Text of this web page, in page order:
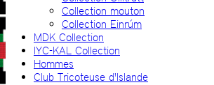
Collection mouton
Collection Einrúm
MDK Collection
IYC-KAL Collection
Hommes
Club Tricoteuse d'Islande